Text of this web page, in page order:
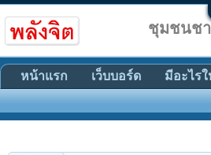
ชุมชนช
หน้าแรก เว็บบอร์ด มีอะไร